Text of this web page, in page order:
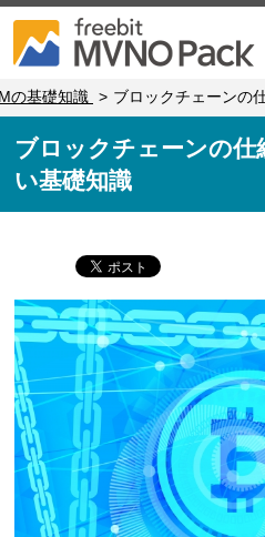
の基礎知識 ブロックチェーンの
ブロックチェーンの仕
い基礎知識